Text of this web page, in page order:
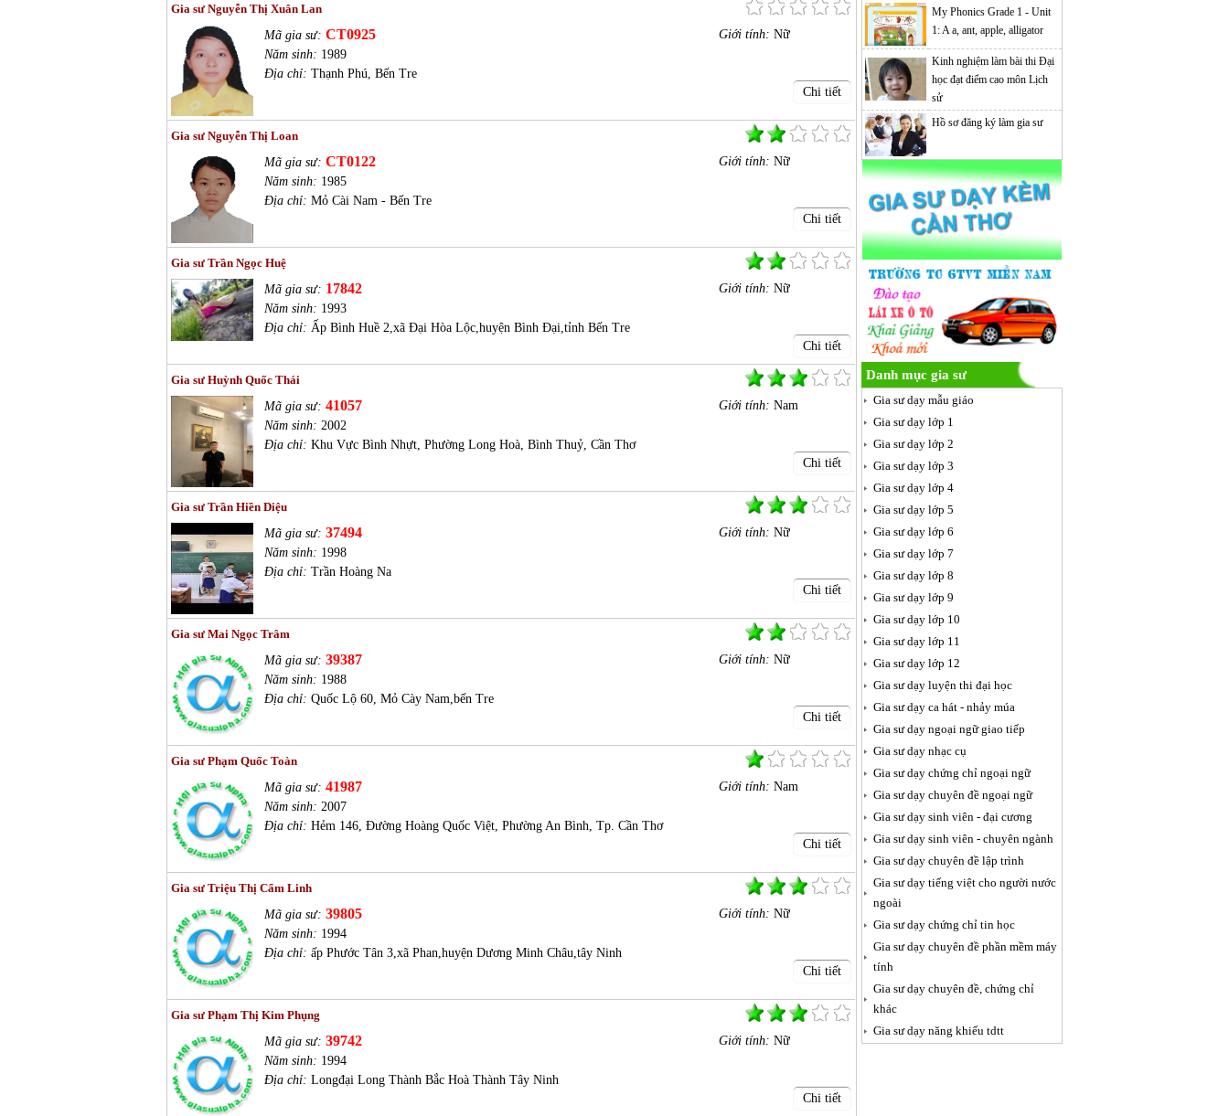
Gia sư Nguyễn Thị Xuân Lan
Mã gia sư: CT0925
Năm sinh: 1989
Địa chỉ: Thạnh Phú, Bến Tre
Giới tính: Nữ
Chi tiết
Gia sư Nguyễn Thị Loan
Mã gia sư: CT0122
Năm sinh: 1985
Địa chỉ: Mỏ Cài Nam - Bến Tre
Giới tính: Nữ
Chi tiết
Gia sư Trần Ngọc Huệ
Mã gia sư: 17842
Năm sinh: 1993
Địa chỉ: Ấp Bình Huề 2,xã Đại Hòa Lộc,huyện Bình Đại,tỉnh Bến Tre
Giới tính: Nữ
Chi tiết
Gia sư Huỳnh Quốc Thái
Mã gia sư: 41057
Năm sinh: 2002
Địa chỉ: Khu Vực Bình Nhựt, Phường Long Hoà, Bình Thuỷ, Cần Thơ
Giới tính: Nam
Chi tiết
Gia sư Trần Hiền Diệu
Mã gia sư: 37494
Năm sinh: 1998
Địa chỉ: Trần Hoàng Na
Giới tính: Nữ
Chi tiết
Gia sư Mai Ngọc Trâm
Mã gia sư: 39387
Năm sinh: 1988
Địa chỉ: Quốc Lộ 60, Mỏ Cày Nam,bến Tre
Giới tính: Nữ
Chi tiết
Gia sư Phạm Quốc Toàn
Mã gia sư: 41987
Năm sinh: 2007
Địa chỉ: Hẻm 146, Đường Hoàng Quốc Việt, Phường An Bình, Tp. Cần Thơ
Giới tính: Nam
Chi tiết
Gia sư Triệu Thị Cẩm Linh
Mã gia sư: 39805
Năm sinh: 1994
Địa chỉ: ấp Phước Tân 3,xã Phan,huyện Dương Minh Châu,tây Ninh
Giới tính: Nữ
Chi tiết
Gia sư Phạm Thị Kim Phụng
Mã gia sư: 39742
Năm sinh: 1994
Địa chỉ: Longđại Long Thành Bắc Hoà Thành Tây Ninh
Giới tính: Nữ
Chi tiết
My Phonics Grade 1 - Unit
1: A a, ant, apple, alligator
Kinh nghiệm làm bài thi Đại
học đạt điểm cao môn Lịch
sử
Hồ sơ đăng ký làm gia sư
Danh mục gia sư
Gia sư dạy mẫu giáo
Gia sư dạy lớp 1
Gia sư dạy lớp 2
Gia sư dạy lớp 3
Gia sư dạy lớp 4
Gia sư dạy lớp 5
Gia sư dạy lớp 6
Gia sư dạy lớp 7
Gia sư dạy lớp 8
Gia sư dạy lớp 9
Gia sư dạy lớp 10
Gia sư dạy lớp 11
Gia sư dạy lớp 12
Gia sư dạy luyện thi đại học
Gia sư dạy ca hát - nhảy múa
Gia sư dạy ngoại ngữ giao tiếp
Gia sư dạy nhạc cụ
Gia sư dạy chứng chỉ ngoại ngữ
Gia sư dạy chuyên đề ngoại ngữ
Gia sư dạy sinh viên - đại cương
Gia sư dạy sinh viên - chuyên ngành
Gia sư dạy chuyên đề lập trình
Gia sư dạy tiếng việt cho người nước
ngoài
Gia sư dạy chứng chỉ tin học
Gia sư dạy chuyên đề phần mềm máy
tính
Gia sư dạy chuyên đề, chứng chỉ
khác
Gia sư dạy năng khiếu tdtt